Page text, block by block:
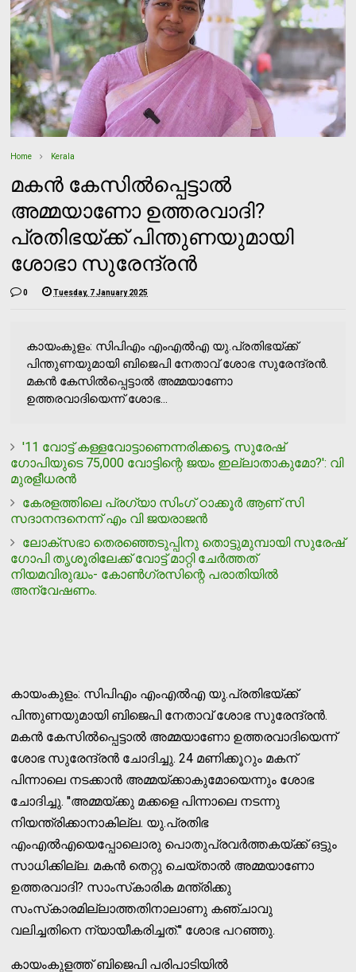
Home Kerala
മകന്‍ കേസില്‍പ്പെട്ടാല്‍
അമ്മയാണോ ഉത്തരവാദി?
പ്രതിഭയ്ക്ക് പിന്തുണയുമായി
ശോഭാ സുരേന്ദ്രന്‍
0 Tuesday, 7 January 2025
കായംകുളം: സിപിഎം എംഎല്‍എ യു.പ്രതിഭയ്ക്ക്
പിന്തുണയുമായി ബിജെപി നേതാവ് ശോഭ സുരേന്ദ്രന്‍.
മകന്‍ കേസില്‍പ്പെട്ടാല്‍ അമ്മയാണോ
ഉത്തരവാദിയെന്ന് ശോഭ...
'11 വോട്ട് കള്ളവോട്ടാണെന്നരിക്കട്ടെ, സുരേഷ്
ഗോപിയുടെ 75,000 വോട്ടിന്റെ ജയം ഇല്ലാതാകുമോ?': വി
മുരളീധരന്‍
കേരളത്തിലെ പ്ര​ഗ്യാ സിം​ഗ് ഠാക്കൂർ ആണ് സി
സദാനന്ദനെന്ന് എം വി ജയരാജൻ
ലോക്സഭാ തെരഞ്ഞെടുപ്പിനു തൊട്ടുമുമ്പായി സുരേഷ്
ഗോപി തൃശൂരിലേക്ക് വോട്ട് മാറ്റി ചേർത്തത്
നിയമവിരുദ്ധം- കോൺഗ്രസിന്റെ പരാതിയിൽ
അന്വേഷണം.
കായംകുളം: സിപിഎം എംഎല്‍എ യു.പ്രതിഭയ്ക്ക്
പിന്തുണയുമായി ബിജെപി നേതാവ് ശോഭ സുരേന്ദ്രന്‍.
മകന്‍ കേസില്‍പ്പെട്ടാല്‍ അമ്മയാണോ ഉത്തരവാദിയെന്ന്
ശോഭ സുരേന്ദ്രന്‍ ചോദിച്ചു. 24 മണിക്കൂറും മകന്
പിന്നാലെ നടക്കാന്‍ അമ്മയ്ക്കാകുമോയെന്നും ശോഭ
ചോദിച്ചു. ''അമ്മയ്ക്കു മക്കളെ പിന്നാലെ നടന്നു
നിയന്ത്രിക്കാനാകില്ല. യു.പ്രതിഭ
എംഎല്‍എയെപ്പോലൊരു പൊതുപ്രവര്‍ത്തകയ്ക്ക് ഒട്ടും
സാധിക്കില്ല. മകന്‍ തെറ്റു ചെയ്താല്‍ അമ്മയാണോ
ഉത്തരവാദി? സാംസ്‌കാരിക മന്ത്രിക്കു
സംസ്‌കാരമില്ലാത്തതിനാലാണു കഞ്ചാവു
വലിച്ചതിനെ ന്യായീകരിച്ചത്.'' ശോഭ പറഞ്ഞു.
കായംകുളത്ത് ബിജെപി പരിപാടിയില്‍